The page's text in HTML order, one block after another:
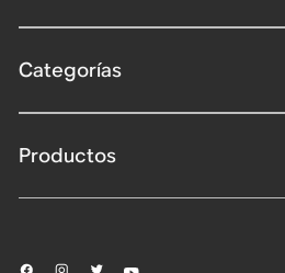
Categorías
Productos